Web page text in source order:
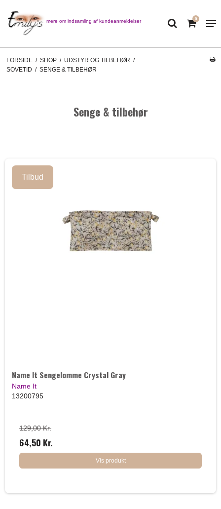
Læs mere om indsamling af kundeanmeldelser 0
FORSIDE / SHOP / UDSTYR OG TILBEHØR /
SOVETID / SENGE & TILBEHØR
Senge & tilbehør
Tilbud
Name It Sengelomme Crystal Gray
Name It
13200795
129,00 Kr.
64,50 Kr.
Vis produkt